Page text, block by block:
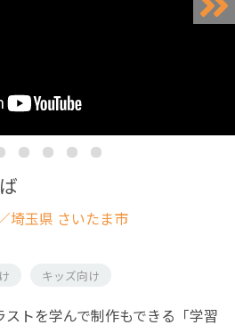
埼玉県 さいたま市
キッズ向け
トを学んで制作もできる「学習